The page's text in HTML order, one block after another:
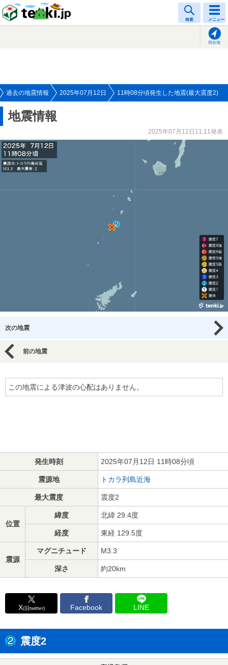
検索 メニュー
現在地
過去の地震情報 2025年07月12日 11時08分頃発生した地震(最大震度2)
地震情報
2025年07月12日11:11発表
次の地震
前の地震
この地震による津波の心配はありません。
発生時刻 2025年07月12日 11時08分頃
震源地 トカラ列島近海
最大震度 震度2
位置
緯度 北緯 29.4度
経度 東経 129.5度
震源
マグニチュード M3.3
深さ 約20km
X(旧twitter) Facebook LINE
震度2